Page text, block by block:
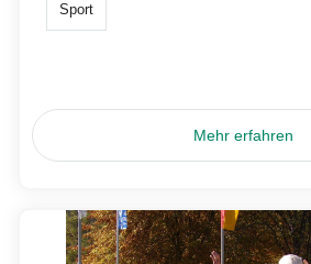
Sport
Mehr erfahren